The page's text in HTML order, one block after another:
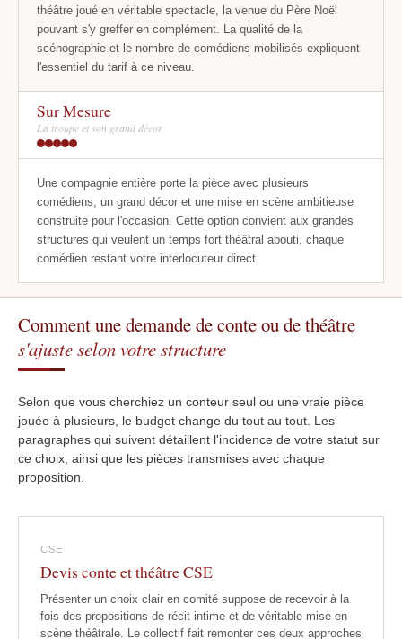
théâtre joué en véritable spectacle, la venue du Père Noël
pouvant s'y greffer en complément. La qualité de la
scénographie et le nombre de comédiens mobilisés expliquent
l'essentiel du tarif à ce niveau.
Sur Mesure
La troupe et son grand décor
Une compagnie entière porte la pièce avec plusieurs
comédiens, un grand décor et une mise en scène ambitieuse
construite pour l'occasion. Cette option convient aux grandes
structures qui veulent un temps fort théâtral abouti, chaque
comédien restant votre interlocuteur direct.
Comment une demande de conte ou de théâtre
s'ajuste selon votre structure
Selon que vous cherchiez un conteur seul ou une vraie pièce
jouée à plusieurs, le budget change du tout au tout. Les
paragraphes qui suivent détaillent l'incidence de votre statut sur
ce choix, ainsi que les pièces transmises avec chaque
proposition.
CSE
Devis conte et théâtre CSE
Présenter un choix clair en comité suppose de recevoir à la
fois des propositions de récit intime et de véritable mise en
scène théâtrale. Le collectif fait remonter ces deux approches